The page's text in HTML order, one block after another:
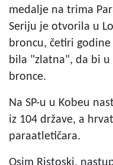
medalje na trima
Seriju je otvorila u
broncu, četiri
bila "zlatna", da bi u
bronce.
Na SP-u u Kobeu
iz 104 države, a
paraatletičara.
Osim Ristoski,